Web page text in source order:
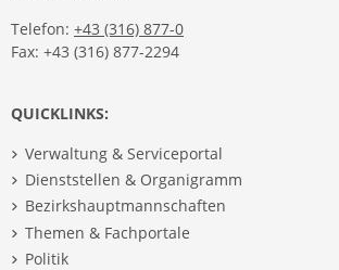
Telefon: +43 (316) 877-0
Fax: +43 (316) 877-2294
QUICKLINKS:
Verwaltung & Serviceportal
Dienststellen & Organigramm
Bezirkshauptmannschaften
Themen & Fachportale
Politik